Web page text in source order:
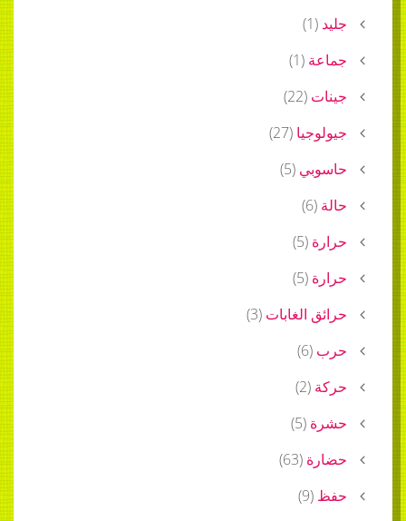
جليد (
1
)
جماعة (
1
)
جينات (
22
)
جيولوجيا (
27
)
حاسوبي (
5
)
حالة (
6
)
حرارة (
5
)
حرارة (
5
)
حرائق الغابات (
3
)
حرب (
6
)
حركة (
2
)
حشرة (
5
)
حضارة (
63
)
حفظ (
9
)